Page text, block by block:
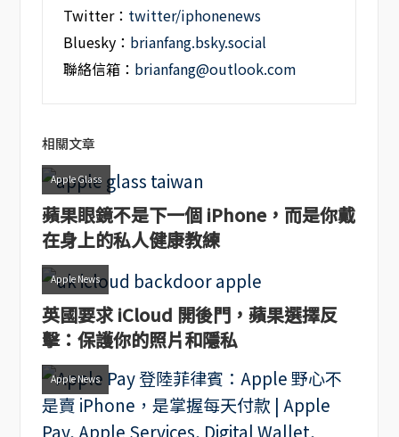
Twitter： twitter/iphonenews
Bluesky： brianfang.bsky.social
聯絡信箱： brianfang@outlook.com
相關文章
Apple Glass
蘋果眼鏡不是下一個 iPhone，而是你戴
在身上的私人健康教練
Apple News
英國要求 iCloud 開後門，蘋果選擇反
擊：保護你的照片和隱私
Apple News